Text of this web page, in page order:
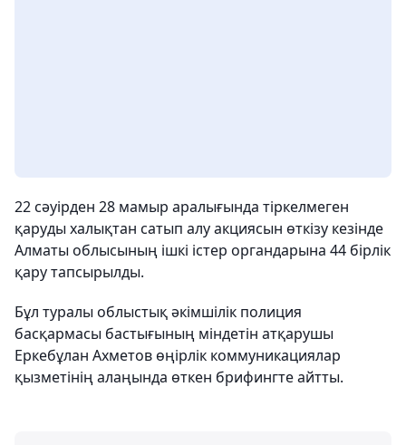
22 сәуірден 28 мамыр аралығында тіркелмеген
қаруды халықтан сатып алу акциясын өткізу кезінде
Алматы облысының ішкі істер органдарына 44 бірлік
қару тапсырылды.
Бұл туралы облыстық әкімшілік полиция
басқармасы бастығының міндетін атқарушы
Еркебұлан Ахметов өңірлік коммуникациялар
қызметінің алаңында өткен брифингте айтты.